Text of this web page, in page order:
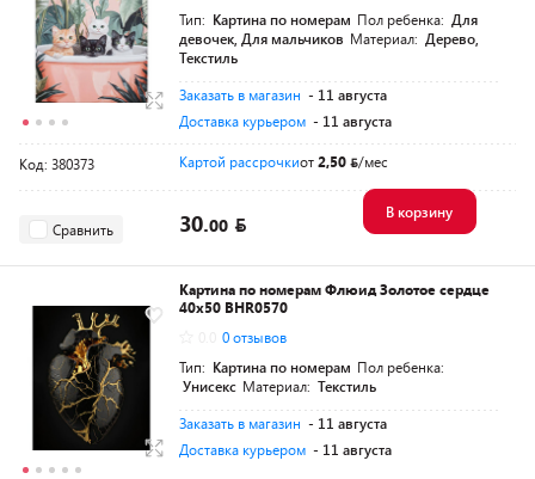
Тип: Картина по номерам Пол ребенка: Для
девочек, Для мальчиков Материал: Дерево,
Текстиль
Заказать в магазин - 11 августа
Доставка курьером - 11 августа
Код: 380373 Картой рассрочкиот2,50 /мес
Сравнить 30.00
В корзину
Картина по номерам Флюид Золотое сердце
40x50 BHR0570
0 отзывов
Тип: Картина по номерам Пол ребенка:
Унисекс Материал: Текстиль
Заказать в магазин - 11 августа
Доставка курьером - 11 августа